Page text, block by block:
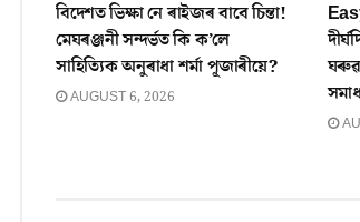
বিদেশত ভিক্ষা নে ৰাইজৰ বাবে চিন্তা!
মেঘৰঞ্জনী সন্দৰ্ভত কি ক’লে
সাহিত্যিক অনুৰাধা শৰ্মা পূজাৰীয়ে?
AUGUST 6, 2026